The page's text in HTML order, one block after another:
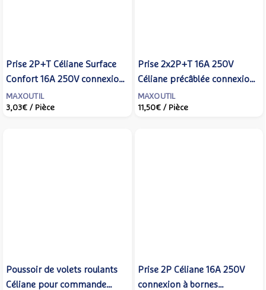
Prise 2P+T Céliane Surface
Confort 16A 250V connexion
à bornes automatiques -
LEGRAND - CM0111
MAXOUTIL
3,03€ / Pièce
Prise 2x2P+T 16A 250V
Céliane précâblée connexion
à bornes automatiques -
LEGRAND - CM0112
MAXOUTIL
11,50€ / Pièce
Poussoir de volets roulants
Céliane pour commande
Prise 2P Céliane 16A 250V
connexion à bornes